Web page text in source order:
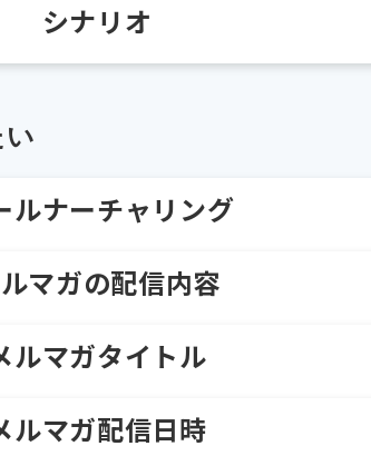
シナリオ
ルナーチャリング
マガの配信内容
ルマガタイトル
ルマガ配信日時